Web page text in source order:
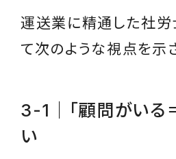
運送業に精通した社
て次のような視点を示
3-1｜「顧問がいる
い